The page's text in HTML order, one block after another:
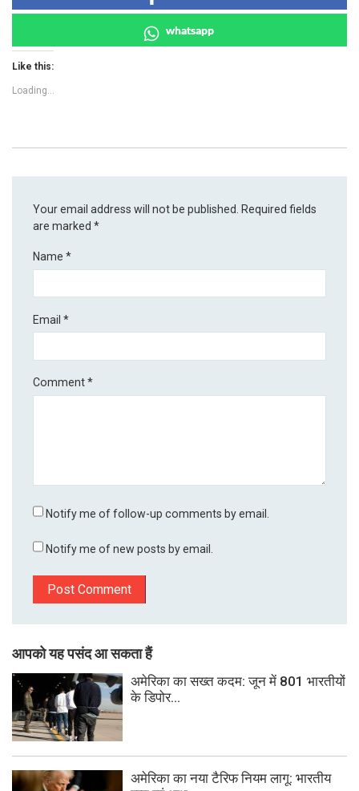
whatsapp
Like this:
Loading...
Your email address will not be published.
Required fields
are marked*
Name*
Email*
Comment*
Notify me of follow-up comments by email.
Notify me of new posts by email.
आपको यह पसंद आ सकता हैं
अमेरिका का सख्त कदम: जून में 801 भारतीयों
के डिपोर...
अमेरिका का नया टैरिफ नियम लागू: भारतीय